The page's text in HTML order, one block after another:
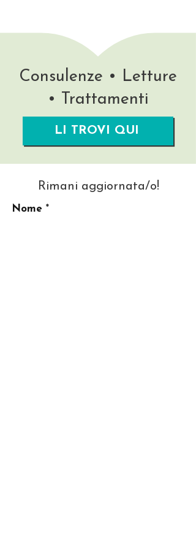
Consulenze • Letture
• Trattamenti
LI TROVI QUI
Rimani aggiornata/o!
Nome